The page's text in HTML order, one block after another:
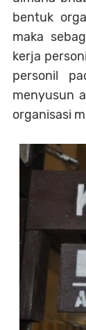
bentuk
maka
kerja
personil
menyusun
organisasi